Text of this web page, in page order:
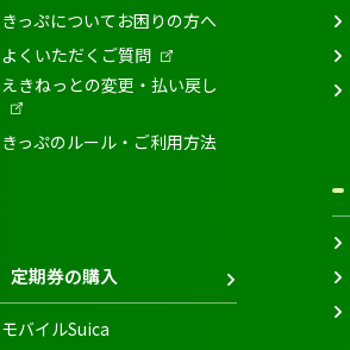
きっぷについてお困りの方へ
よくいただくご質問
えきねっとの変更・払い戻し
きっぷのルール・ご利用方法
定期券の購入
モバイルSuica